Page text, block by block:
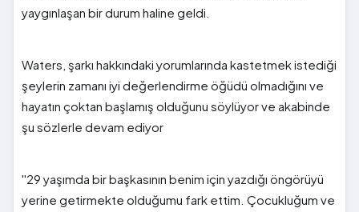
yaygınlaşan bir durum haline geldi.
Waters, şarkı hakkındaki yorumlarında kastetmek istediği
şeylerin zamanı iyi değerlendirme öğüdü olmadığını ve
hayatın çoktan başlamış olduğunu söylüyor ve akabinde
şu sözlerle devam ediyor
''29 yaşımda bir başkasının benim için yazdığı öngörüyü
yerine getirmekte olduğumu fark ettim. Çocukluğum ve